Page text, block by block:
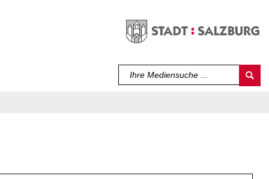
Sprache auswählen